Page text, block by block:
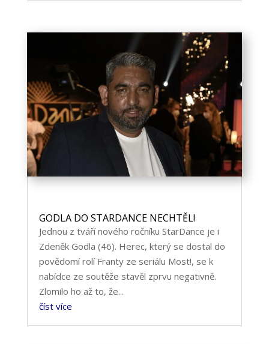
GODLA DO STARDANCE NECHTĚL!
Jednou z tváří nového ročníku StarDance je i
Zdeněk Godla (46). Herec, který se dostal do
povědomí rolí Franty ze seriálu Most!, se k
nabídce ze soutěže stavěl zprvu negativně.
Zlomilo ho až to, že...
číst více